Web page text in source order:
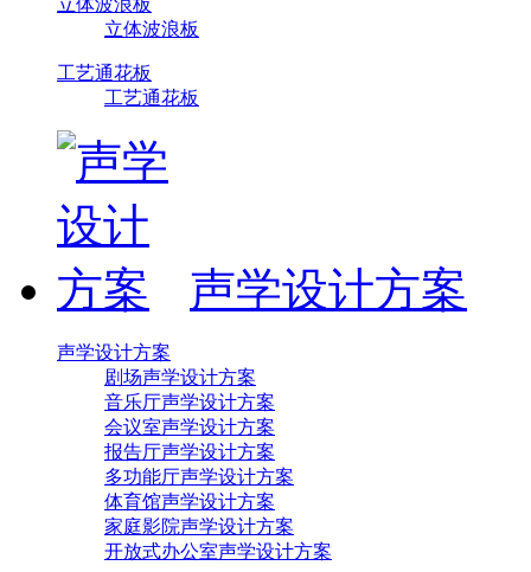
立体波浪板
工艺通花板
工艺通花板
声学设计方案
声学设计方案
剧场声学设计方案
音乐厅声学设计方案
会议室声学设计方案
报告厅声学设计方案
多功能厅声学设计方案
体育馆声学设计方案
家庭影院声学设计方案
开放式办公室声学设计方案